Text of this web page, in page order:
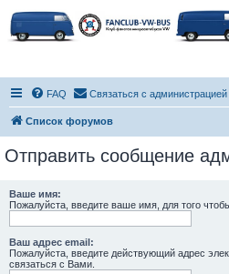
FAQ Связаться с администрацией
Список форумов
Отправить сообщение
Ваше имя:
Пожалуйста, введите ваше имя, для того
Ваш адрес email:
Пожалуйста, введите действующий адрес
связаться с Вами.